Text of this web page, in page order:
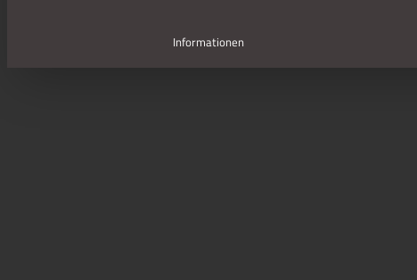
Informationen